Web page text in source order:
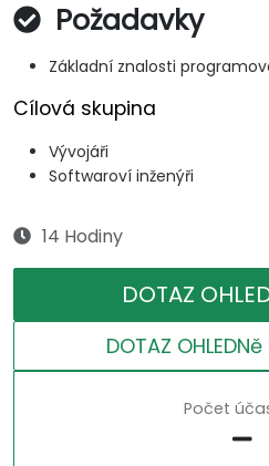
Požadavky
Základní znalosti
Cílová skupina
Vývojáři
Softwaroví inženýři
14 Hodiny
DOTAZ
DOTAZ OHLEDNě
Počet